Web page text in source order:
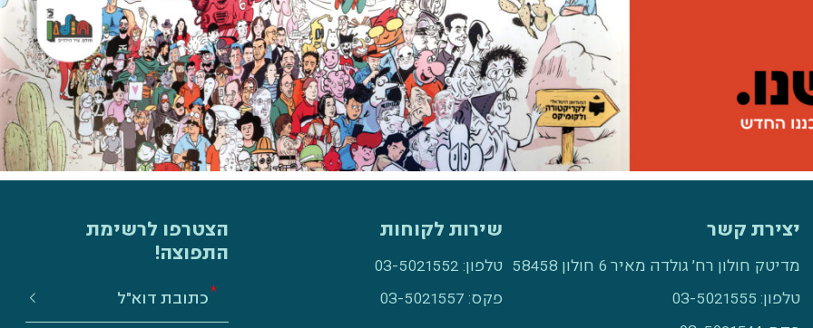
יצירת קשר
מדיטק חולון רח׳ גולדה מאיר 6 חולון 58458
טלפון: 03-5021555
שירות לקוחות
טלפון: 03-5021552
פקס: 03-5021557
הצטרפו לרשימת
התפוצה!